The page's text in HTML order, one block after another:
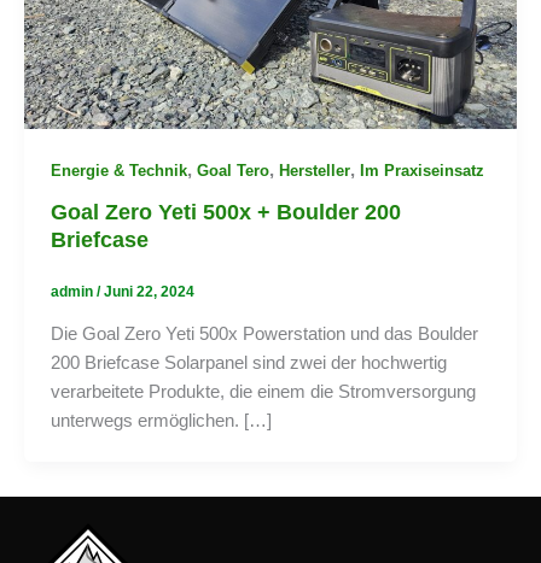
Energie & Technik, Goal Tero, Hersteller, Im Praxiseinsatz
Goal Zero Yeti 500x + Boulder 200
Briefcase
admin /Juni 22, 2024
Die Goal Zero Yeti 500x Powerstation und das Boulder
200 Briefcase Solarpanel sind zwei der hochwertig
verarbeitete Produkte, die einem die Stromversorgung
unterwegs ermöglichen. […]